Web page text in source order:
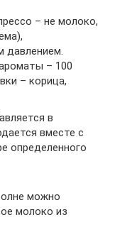
– не молоко,
давлением.
– 100
– корица,
в
вместе с
определенного
можно
молоко из